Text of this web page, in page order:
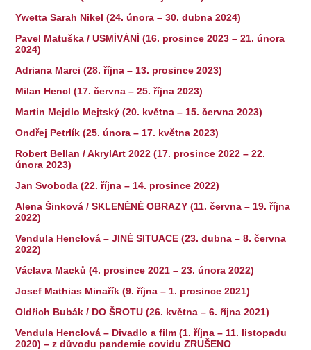
Ywetta Sarah Nikel (24. února – 30. dubna 2024)
Pavel Matuška / USMÍVÁNÍ (16. prosince 2023 – 21. února
2024)
Adriana Marci (28. října – 13. prosince 2023)
Milan Hencl (17. června – 25. října 2023)
Martin Mejdlo Mejtský (20. května – 15. června 2023)
Ondřej Petrlík (25. února – 17. května 2023)
Robert Bellan / AkrylArt 2022 (17. prosince 2022 – 22.
února 2023)
Jan Svoboda (22. října – 14. prosince 2022)
Alena Šinková / SKLENĚNÉ OBRAZY (11. června – 19. října
2022)
Vendula Henclová – JINÉ SITUACE (23. dubna – 8. června
2022)
Václava Macků (4. prosince 2021 – 23. února 2022)
Josef Mathias Minařík (9. října – 1. prosince 2021)
Oldřich Bubák / DO ŠROTU (26. května – 6. října 2021)
Vendula Henclová – Divadlo a film (1. října – 11. listopadu
2020) – z důvodu pandemie covidu ZRUŠENO